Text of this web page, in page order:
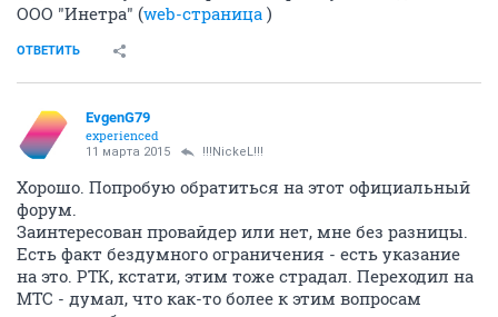
ООО "Инетра" (web-страница )
ОТВЕТИТЬ
EvgenG79
experienced
11 марта 2015 !!!NickeL!!!
Хорошо. Попробую обратиться на этот официальный
форум.
Заинтересован провайдер или нет, мне без разницы.
Есть факт бездумного ограничения - есть указание
на это. РТК, кстати, этим тоже страдал. Переходил на
МТС - думал, что как-то более к этим вопросам